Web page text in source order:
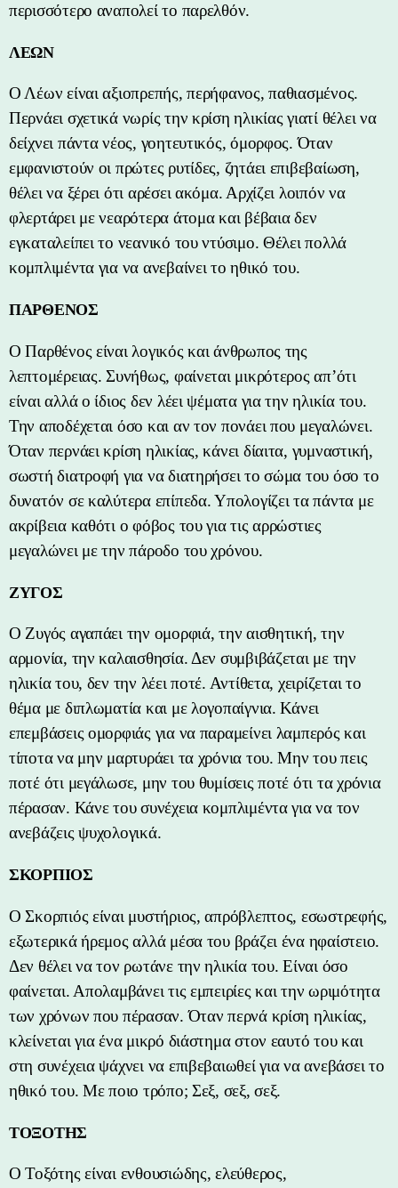
περισσότερο αναπολεί το παρελθόν.
ΛΕΩΝ
Ο Λέων είναι αξιοπρεπής, περήφανος, παθιασμένος.
Περνάει σχετικά νωρίς την κρίση ηλικίας γιατί θέλει να
δείχνει πάντα νέος, γοητευτικός, όμορφος. Όταν
εμφανιστούν οι πρώτες ρυτίδες, ζητάει επιβεβαίωση,
θέλει να ξέρει ότι αρέσει ακόμα. Αρχίζει λοιπόν να
φλερτάρει με νεαρότερα άτομα και βέβαια δεν
εγκαταλείπει το νεανικό του ντύσιμο. Θέλει πολλά
κομπλιμέντα για να ανεβαίνει το ηθικό του.
ΠΑΡΘΕΝΟΣ
Ο Παρθένος είναι λογικός και άνθρωπος της
λεπτομέρειας. Συνήθως, φαίνεται μικρότερος απ’ότι
είναι αλλά ο ίδιος δεν λέει ψέματα για την ηλικία του.
Την αποδέχεται όσο και αν τον πονάει που μεγαλώνει.
Όταν περνάει κρίση ηλικίας, κάνει δίαιτα, γυμναστική,
σωστή διατροφή για να διατηρήσει το σώμα του όσο το
δυνατόν σε καλύτερα επίπεδα. Υπολογίζει τα πάντα με
ακρίβεια καθότι ο φόβος του για τις αρρώστιες
μεγαλώνει με την πάροδο του χρόνου.
ΖΥΓΟΣ
Ο Ζυγός αγαπάει την ομορφιά, την αισθητική, την
αρμονία, την καλαισθησία. Δεν συμβιβάζεται με την
ηλικία του, δεν την λέει ποτέ. Αντίθετα, χειρίζεται το
θέμα με διπλωματία και με λογοπαίγνια. Κάνει
επεμβάσεις ομορφιάς για να παραμείνει λαμπερός και
τίποτα να μην μαρτυράει τα χρόνια του. Μην του πεις
ποτέ ότι μεγάλωσε, μην του θυμίσεις ποτέ ότι τα χρόνια
πέρασαν. Κάνε του συνέχεια κομπλιμέντα για να τον
ανεβάζεις ψυχολογικά.
ΣΚΟΡΠΙΟΣ
Ο Σκορπιός είναι μυστήριος, απρόβλεπτος, εσωστρεφής,
εξωτερικά ήρεμος αλλά μέσα του βράζει ένα ηφαίστειο.
Δεν θέλει να τον ρωτάνε την ηλικία του. Είναι όσο
φαίνεται. Απολαμβάνει τις εμπειρίες και την ωριμότητα
των χρόνων που πέρασαν. Όταν περνά κρίση ηλικίας,
κλείνεται για ένα μικρό διάστημα στον εαυτό του και
στη συνέχεια ψάχνει να επιβεβαιωθεί για να ανεβάσει το
ηθικό του. Με ποιο τρόπο; Σεξ, σεξ, σεξ.
ΤΟΞΟΤΗΣ
Ο Τοξότης είναι ενθουσιώδης, ελεύθερος,